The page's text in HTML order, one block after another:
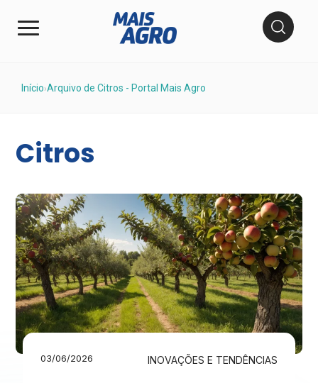
Início›Arquivo de Citros - Portal Mais Agro
Citros
03/06/2026 INOVAÇÕES E TENDÊNCIAS